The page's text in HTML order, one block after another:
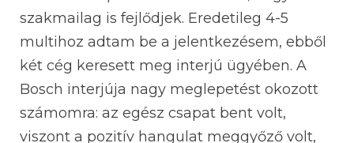
szakmailag is fejlődjek. Eredetileg 4-5
multihoz adtam be a jelentkezésem, ebből
két cég keresett meg interjú ügyében. A
Bosch interjúja nagy meglepetést okozott
számomra: az egész csapat bent volt,
viszont a pozitív hangulat meggyőző volt,